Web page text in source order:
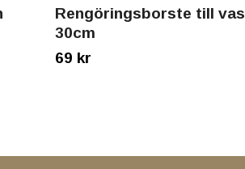
Rengöringsborste till vas
30cm
69 kr